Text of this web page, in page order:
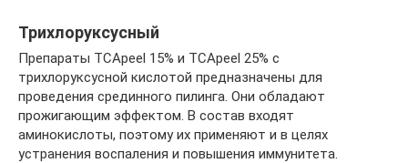
Трихлоруксусный
Препараты TCApeel 15% и TCApeel 25% с
трихлоруксусной кислотой предназначены для
проведения срединного пилинга. Они обладают
прожигающим эффектом. В состав входят
аминокислоты, поэтому их применяют и в целях
устранения воспаления и повышения иммунитета.